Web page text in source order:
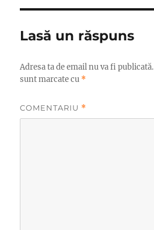
Lasă un răspuns
Adresa ta de email nu va fi publicată.
sunt marcate cu *
COMENTARIU *